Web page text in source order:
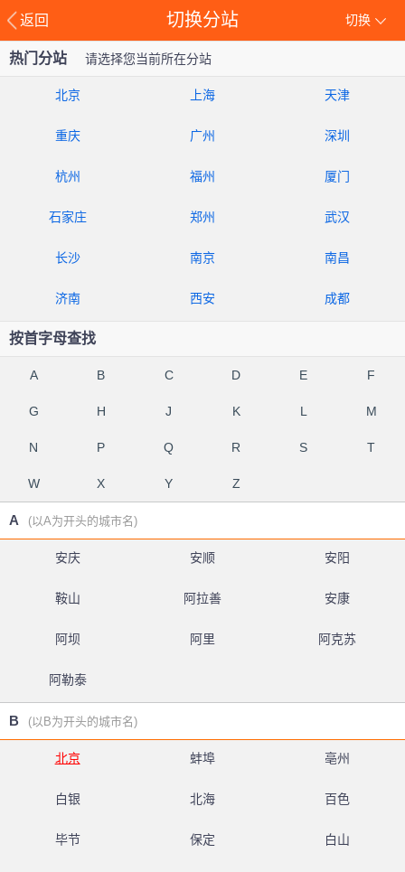
返回 切换
切换分站
热门分站 请选择您当前所在分站
北京 上海 天津
重庆 广州 深圳
杭州 福州 厦门
石家庄 郑州 武汉
长沙 南京 南昌
济南 西安 成都
按首字母查找
A B C D E F
G H J K L M
N P Q R S T
W X Y Z
A (以A为开头的城市名)
安庆 安顺 安阳
鞍山 阿拉善 安康
阿坝 阿里 阿克苏
阿勒泰
B (以B为开头的城市名)
北京 蚌埠 亳州
白银 北海 百色
毕节 保定 白山